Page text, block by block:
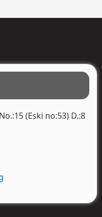
(Eski no:53) D.:8